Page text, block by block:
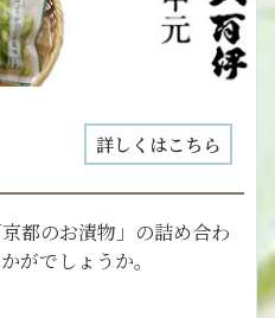
詳しくはこちら
都のお漬物」の詰め合わ
がでしょうか。